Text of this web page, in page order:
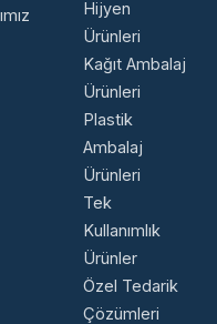
Hijyen
Ürünleri
Kağıt Ambalaj
Ürünleri
Plastik
Ambalaj
Ürünleri
Tek
Kullanımlık
Ürünler
Özel Tedarik
Çözümleri